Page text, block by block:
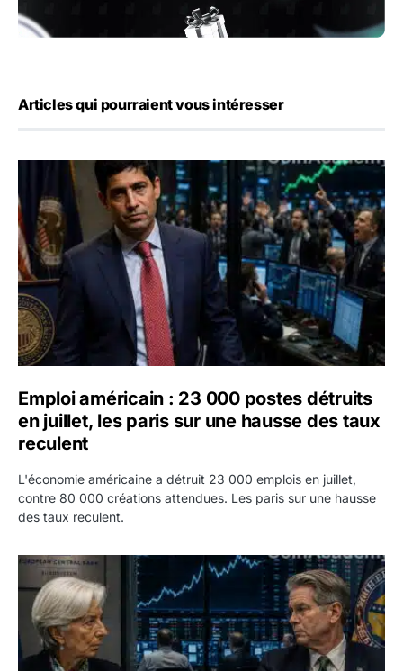
Articles qui pourraient vous intéresser
Emploi américain : 23 000 postes détruits en juillet, les
Emploi américain : 23 000 postes détruits
en juillet, les paris sur une hausse des taux
reculent
L'économie américaine a détruit 23 000 emplois en juillet,
contre 80 000 créations attendues. Les paris sur une hausse
des taux reculent.
Yen : Washington a vendu des euros sans prévenir la